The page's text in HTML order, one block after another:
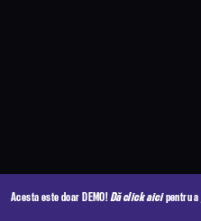
Acesta este doar DEMO!Dă click aicipentru a